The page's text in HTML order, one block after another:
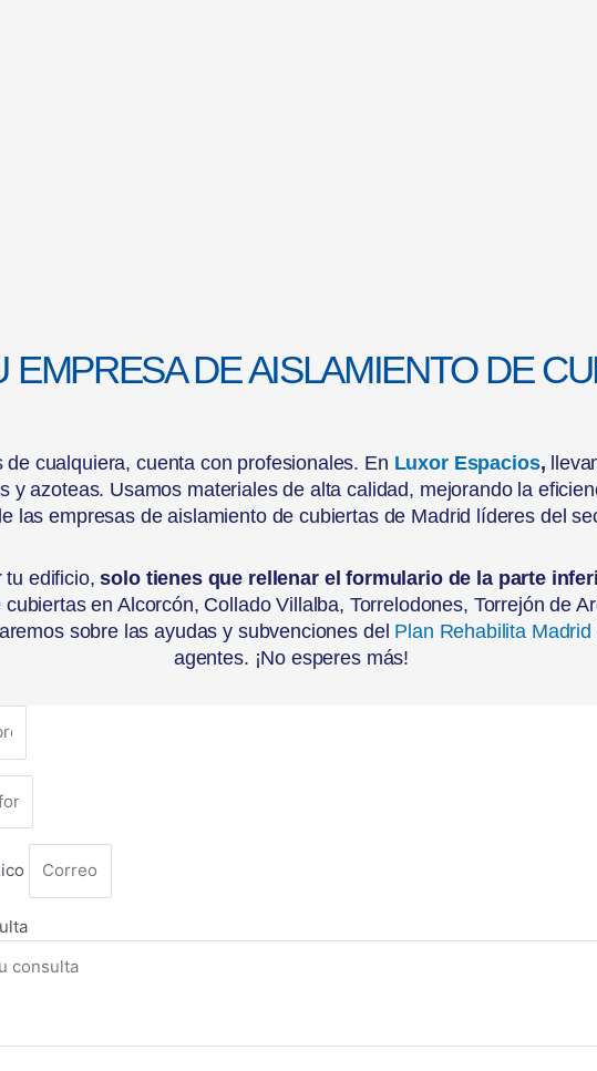
EMPRESA DE AISLAMIENTO DE
cualquiera, cuenta con profesionales. En Luxor Espacios,
y azoteas. Usamos materiales de alta calidad, mejorando la
las empresas de aislamiento de cubiertas de Madrid líderes del
tu edificio,solo tienes que rellenar el formulario de la parte
en Alcorcón, Collado Villalba, Torrelodones, Torrejón de
sobre las ayudas y subvenciones del Plan Rehabilita Madrid
agentes. ¡No esperes más!